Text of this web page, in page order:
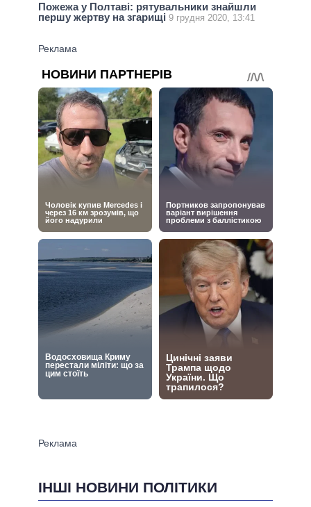
Пожежа у Полтаві: рятувальники знайшли
першу жертву на згарищі 9 грудня 2020, 13:41
ІНШІ НОВИНИ ПОЛІТИКИ